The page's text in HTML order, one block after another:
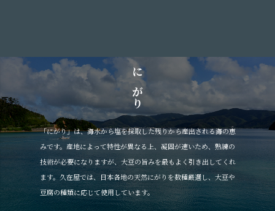
にがり
「にがり」は、海水から塩を採取した残りから産出される海の恵
みです。産地によって特性が異なる上、凝固が速いため、熟練の
技術が必要になりますが、大豆の旨みを最もよく引き出してくれ
ます。久在屋では、日本各地の天然にがりを数種厳選し、大豆や
豆腐の種類に応じて使用しています。